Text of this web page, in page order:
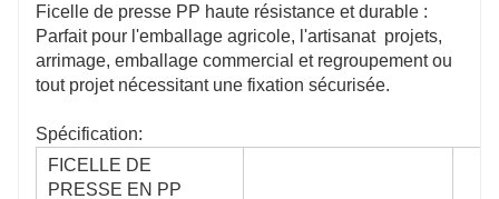
Ficelle de presse PP haute résistance et durable :
Parfait pour l'emballage agricole, l'artisanat projets,
arrimage, emballage commercial et regroupement ou
tout projet nécessitant une fixation sécurisée.
Spécification:
FICELLE DE
PRESSE EN PP